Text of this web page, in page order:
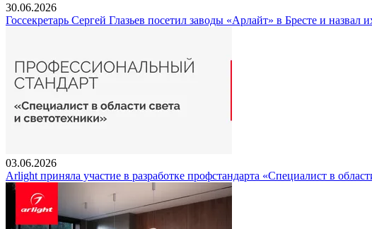
30.06.2026
Госсекретарь Сергей Глазьев посетил заводы «Арлайт» в Бресте и назвал
03.06.2026
Arlight приняла участие в разработке профстандарта «Специалист в